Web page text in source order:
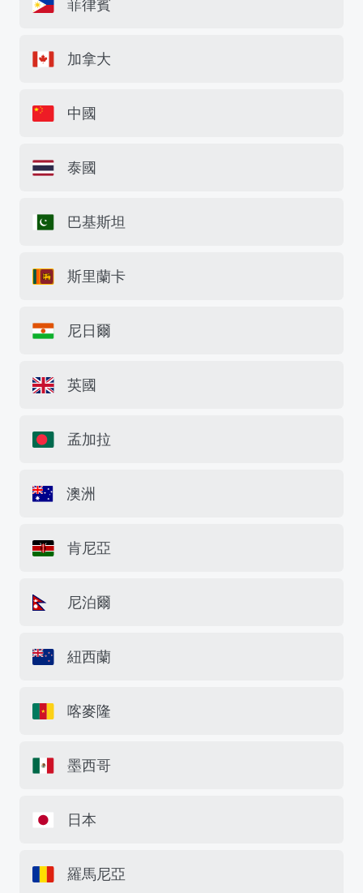
菲律賓
加拿大
中國
泰國
巴基斯坦
斯里蘭卡
尼日爾
英國
孟加拉
澳洲
肯尼亞
尼泊爾
紐西蘭
喀麥隆
墨西哥
日本
羅馬尼亞